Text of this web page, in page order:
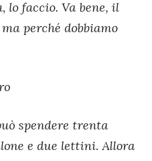
lo faccio. Va bene, il
perché dobbiamo
spendere trenta
e due lettini. Allora